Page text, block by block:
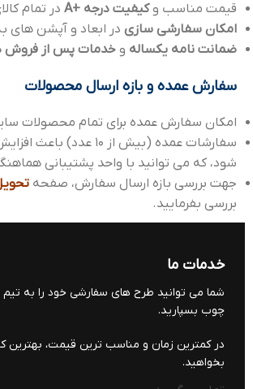
قیمت مناسب وکیفیت درجه +A
در تمام
امکان سفارشی سازی در ابعاد و آپشن های
ضمانت نامه یکساله و خدمات پس از فروش
سفارش عمده و بازه ارسال محصولات
امکان سفارش عمده برای تمام محصولات
سفارشات عمده (بیش از 10
شود، که می توانید با واحد پشتیبانی
جهت بررسی بازه ارسال سفارش، صفحه
بررسی بفرمایید.
خدمات ما
شما می توانید طرح های سفارشی خود را به
چوب بسپارید.
در کمترین زمان و مناسب ترین قیمت، بهترین
بخواهید.